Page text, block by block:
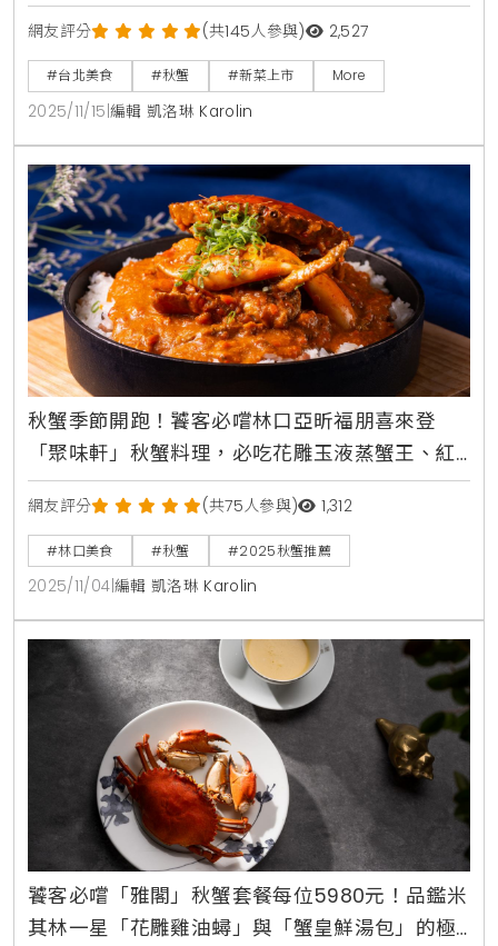
網友評分 (共145人參與) 2,527
#台北美食 #秋蟹 #新菜上市 More
2025/11/15 編輯 凱洛琳 Karolin
秋蟹季節開跑！饕客必嚐林口亞昕福朋喜來登
「聚味軒」秋蟹料理，必吃花雕玉液蒸蟹王、紅
蟳石鍋撈飯，四人宴NT$8888起
網友評分 (共75人參與) 1,312
#林口美食 #秋蟹 #2025秋蟹推薦
2025/11/04 編輯 凱洛琳 Karolin
饕客必嚐「雅閣」秋蟹套餐每位5980元！品鑑米
其林一星「花雕雞油蟳」與「蟹皇鮮湯包」的極